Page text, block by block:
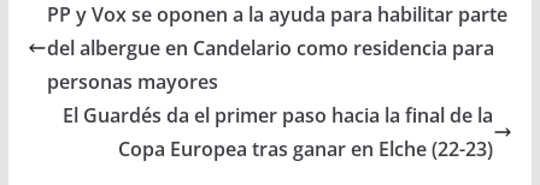
PP y Vox se oponen a la ayuda para habilitar parte
del albergue en Candelario como residencia para
personas mayores
El Guardés da el primer paso hacia la final de la
Copa Europea tras ganar en Elche (22-23)